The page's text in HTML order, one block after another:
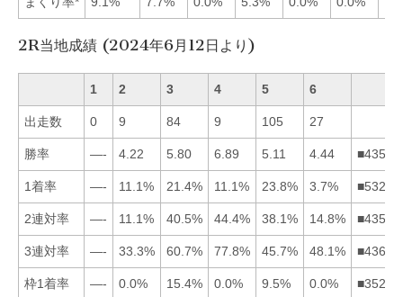
2R当地成績 (2024年6月12日より)
1 2 3 4 5 6
出走数 0 9 84 9 105 27
勝率 —- 4.22 5.80 6.89 5.11 4.44
1着率 —- 11.1% 21.4% 11.1% 23.8% 3.7%
2連対率 —- 11.1% 40.5% 44.4% 38.1% 14.8%
3連対率 —- 33.3% 60.7% 77.8% 45.7% 48.1%
枠1着率 —- 0.0% 15.4% 0.0% 9.5% 0.0%